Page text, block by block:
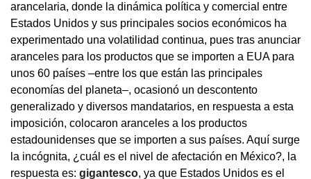
arancelaria, donde la dinámica política y comercial entre
Estados Unidos y sus principales socios económicos ha
experimentado una volatilidad continua, pues tras anunciar
aranceles para los productos que se importen a EUA para
unos 60 países ­–entre los que están las principales
economías del planeta–, ocasionó un descontento
generalizado y diversos mandatarios, en respuesta a esta
imposición, colocaron aranceles a los productos
estadounidenses que se importen a sus países. Aquí surge
la incógnita, ¿cuál es el nivel de afectación en México?, la
respuesta es: gigantesco, ya que Estados Unidos es el